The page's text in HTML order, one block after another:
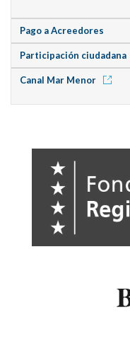
Pago a Acreedores
Participación ciudadana
Canal Mar Menor